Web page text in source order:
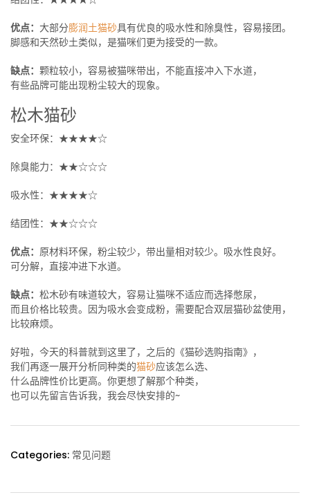
优点： 大部分膨润土猫砂具有优良的吸水性和除臭性，容易接团。
脚感和天然砂土类似，是猫咪们更为接受的一款。
缺点： 颗粒较小，容易被猫咪带出，不能直接冲入下水道，
有些品牌可能出现粉尘较大的现象。
松木猫砂
安全环保：★★★★☆
除臭能力：★★☆☆☆
吸水性：★★★★☆
结团性：★★☆☆☆
优点： 原材料环保，粉尘较少，带出量相对较少。吸水性良好。
可分解，直接冲进下水道。
缺点： 松木砂有味道较大，容易让猫咪不适应而选择憋尿，
而且价格比较贵。因为吸水会变成粉，需要配合双层猫砂盆使用，
比较麻烦。
好啦，今天的科普就到这里了，之后的《猫砂选购指南》，
我们再逐一展开分析同种类的猫砂应该怎么选、
什么品牌性价比更高。你更想了解那个种类，
也可以先留言告诉我，我会尽快安排的~
Categories: 常见问题